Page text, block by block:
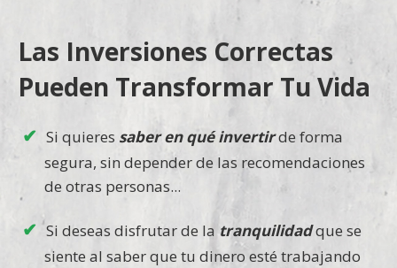
Las Inversiones Correctas
Pueden Transformar Tu Vida
Si quieres saber en qué invertirde forma
segura, sin depender de las recomendaciones
de otras personas...
Si deseas disfrutar de latranquilidadque se
siente al saber que tu dinero esté trabajando